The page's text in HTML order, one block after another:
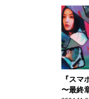
『スマ
〜最終